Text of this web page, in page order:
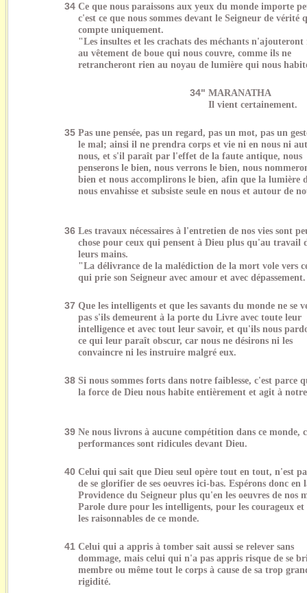
34 Ce que nous paraissons aux yeux du monde importe
c'est ce que nous sommes devant le Seigneur de vérité
compte uniquement.
"Les insultes et les crachats des méchants n'ajouteront
au vêtement de boue qui nous couvre, comme ils ne
retrancheront rien au noyau de lumière qui nous
34" MARANATHA
Il vient certainement.
35 Pas une pensée, pas un regard, pas un mot, pas un
le mal; ainsi il ne prendra corps et vie ni en nous ni
nous, et s'il paraît par l'effet de la faute antique, nous
penserons le bien, nous verrons le bien, nous
bien et nous accomplirons le bien, afin que la lumière
nous envahisse et subsiste seule en nous et autour de
36 Les travaux nécessaires à l'entretien de nos vies sont
chose pour ceux qui pensent à Dieu plus qu'au travail
leurs mains.
"La délivrance de la malédiction de la mort vole vers
qui prie son Seigneur avec amour et avec
37 Que les intelligents et que les savants du monde ne se
pas s'ils demeurent à la porte du Livre avec toute leur
intelligence et avec tout leur savoir, et qu'ils nous
ce qui leur paraît obscur, car nous ne désirons ni les
convaincre ni les instruire malgré eux.
38 Si nous sommes forts dans notre faiblesse, c'est parce
la force de Dieu nous habite entièrement et agit à
39 Ne nous livrons à aucune compétition dans ce monde,
performances sont ridicules devant Dieu.
40 Celui qui sait que Dieu seul opère tout en tout, n'est
de se glorifier de ses oeuvres ici-bas. Espérons donc en
Providence du Seigneur plus qu'en les oeuvres de nos
Parole dure pour les intelligents, pour les courageux
les raisonnables de ce monde.
41 Celui qui a appris à tomber sait aussi se relever sans
dommage, mais celui qui n'a pas appris risque de se
membre ou même tout le corps à cause de sa trop
rigidité.